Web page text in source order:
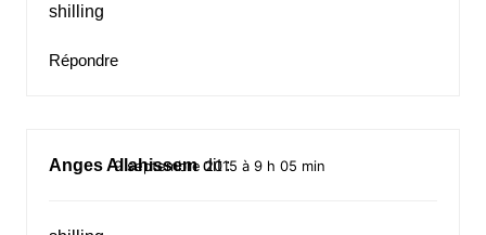
shilling
Répondre
Anges Allahissem dit :
9 septembre 2015 à 9 h 05 min